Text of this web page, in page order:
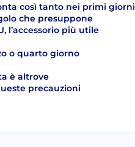
così tanto nei primi giorni
che presuppone
l’accessorio più utile
o quarto giorno
è altrove
precauzioni